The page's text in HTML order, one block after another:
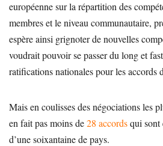
européenne sur la répartition des
membres et le niveau communautaire,
espère ainsi grignoter de nouvelles
voudrait pouvoir se passer du long et
ratifications nationales pour les accords
Mais en coulisses des négociations les
en fait pas moins de28 accordsqui sont
d’une soixantaine de pays.